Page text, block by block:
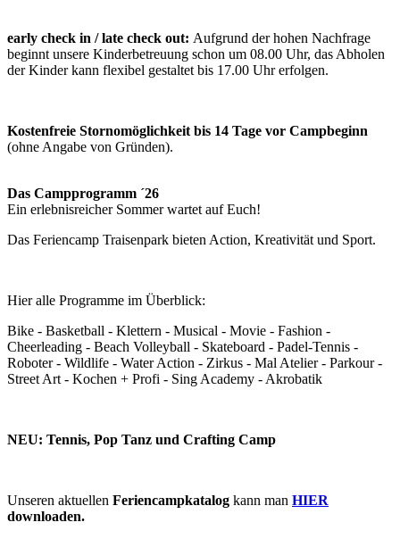
early check in / late check out: Aufgrund der hohen Nachfrage
beginnt unsere Kinderbetreuung schon um 08.00 Uhr, das Abholen
der Kinder kann flexibel gestaltet bis 17.00 Uhr erfolgen.
Kostenfreie Stornomöglichkeit bis 14 Tage vor Campbeginn
(ohne Angabe von Gründen).
Das Campprogramm ´26
Ein erlebnisreicher Sommer wartet auf Euch!
Das Feriencamp Traisenpark bieten Action, Kreativität und Sport.
Hier alle Programme im Überblick:
Bike - Basketball - Klettern - Musical - Movie - Fashion -
Cheerleading - Beach Volleyball - Skateboard - Padel-Tennis -
Roboter - Wildlife - Water Action - Zirkus - Mal Atelier - Parkour -
Street Art - Kochen + Profi - Sing Academy - Akrobatik
NEU: Tennis, Pop Tanz und Crafting Camp
Unseren aktuellen Feriencampkatalog kann man HIER
downloaden.